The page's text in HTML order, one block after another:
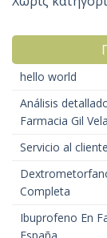
hello world
Análisis
Farmacia Gil Vela
Servicio al
Completa
Ibuprofeno En